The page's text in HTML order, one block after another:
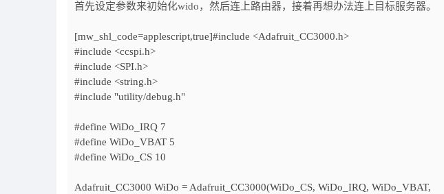
首先设定参数来初始化wido，然后连上路由器，接着再想办法连上目标服务器。
[mw_shl_code=applescript,true]#include <Adafruit_CC3000.h>
#include <ccspi.h>
#include <SPI.h>
#include <string.h>
#include "utility/debug.h"
#define WiDo_IRQ 7
#define WiDo_VBAT 5
#define WiDo_CS 10
Adafruit_CC3000 WiDo = Adafruit_CC3000(WiDo_CS, WiDo_IRQ, WiDo_VBAT,